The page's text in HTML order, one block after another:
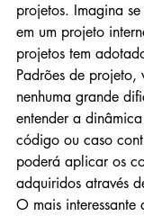
projetos. Imagina
em um projeto
projetos tem
Padrões de projeto,
nenhuma grande
entender a
código ou caso
poderá aplicar os
adquiridos através
O mais interessante